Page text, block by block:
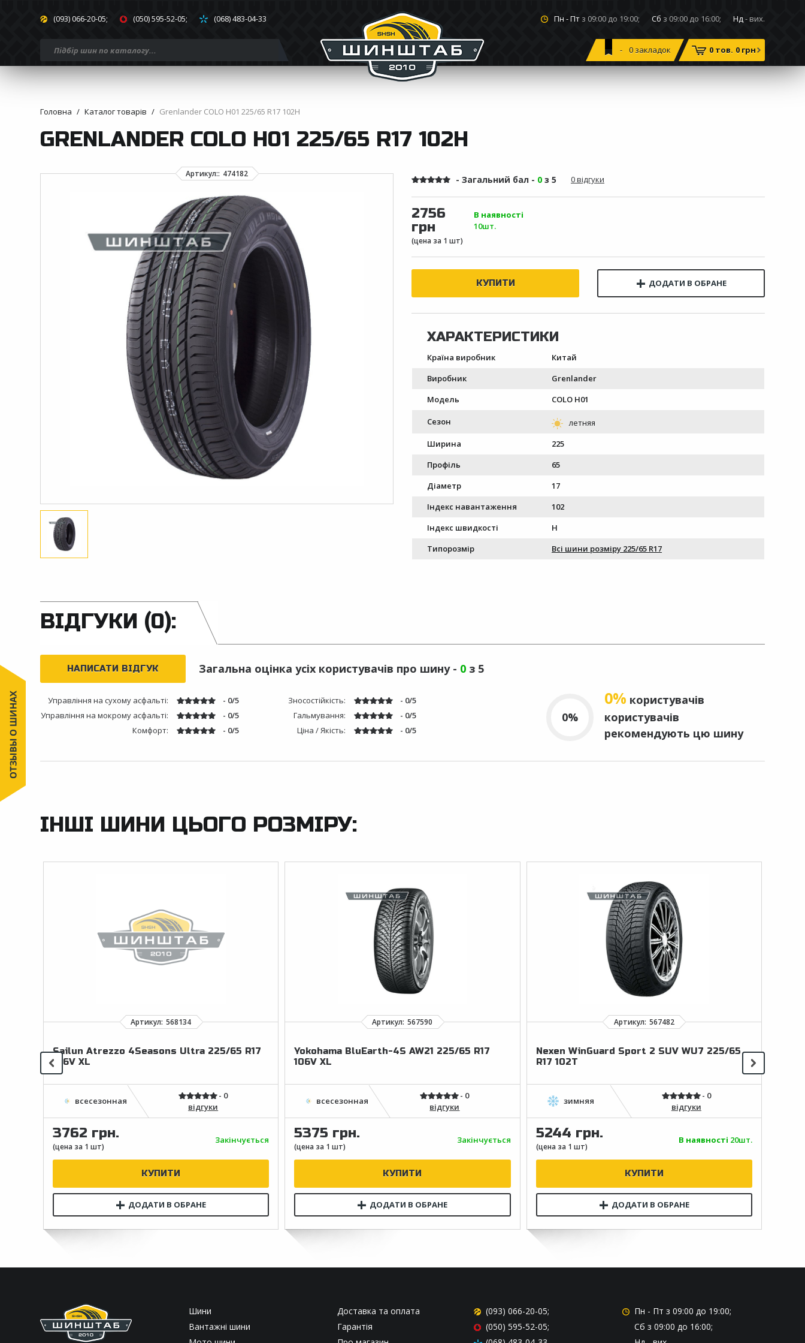
(093) 066-20-05; (050) 595-52-05; (068) 483-04-33 Пн - Пт з 09:00 до 19:00; Сб з 09:00 до 16:00; Нд- вих.
0закладок 0 тов. 0 грн
Головна Каталог товарів Grenlander COLO H01 225/65 R17 102H
GRENLANDER COLO H01 225/65 R17 102H
- Загальний бал - 0 з 5 0 відгуки
2756
грн
В наявності
10шт.
Країна виробник
Китай
Виробник
Grenlander
Модель
COLO H01
Сезон
Ширина
225
Профіль
65
Діаметр
17
Індекс навантаження
102
Індекс швидкості
H
Типорозмір
Всі шини розміру 225/65 R17
ВІДГУКИ (0):
НАПИСАТИ ВІДГУК Загальна оцінка усіх користувачів про шину - 0 з 5
Управління на сухому асфальті:
- 0/5
Управління на мокрому асфальті:
- 0/5
Комфорт:
- 0/5
Зносостійкість:
- 0/5
Гальмування:
- 0/5
Ціна / Якість:
- 0/5
0%
0% користувачів
користувачів
рекомендують цю шину
ІНШІ ШИНИ ЦЬОГО РОЗМІРУ:
Sailun Atrezzo 4Seasons Ultra 225/65 R17
106V XL
відгуки
3762 грн. Закінчується
Yokohama BluEarth-4S AW21 225/65 R17
106V XL
відгуки
5375 грн. Закінчується
Nexen WinGuard Sport 2 SUV WU7 225/65
R17 102T
відгуки
5244 грн. В наявності 20шт.
Шини
Вантажні шини
Доставка та оплата
Гарантія
(093) 066-20-05;
(050) 595-52-05;
Пн - Пт з 09:00 до 19:00;
Сб з 09:00 до 16:00;